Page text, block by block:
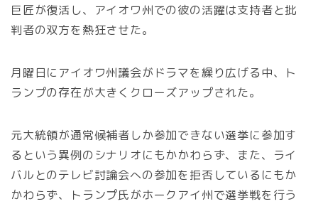
巨匠が復活し、アイオワ州での彼の活躍は支持者と批
判者の双方を熱狂させた。
月曜日にアイオワ州議会がドラマを繰り広げる中、ト
ランプの存在が大きくクローズアップされた。
元大統領が通常候補者しか参加できない選挙に参加す
るという異例のシナリオにもかかわらず、また、ライ
バルとのテレビ討論会への参加を拒否しているにもか
かわらず、トランプ氏がホークアイ州で選挙戦を行う